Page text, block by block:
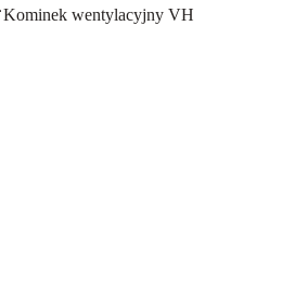
Kominek wentylacyjny VH